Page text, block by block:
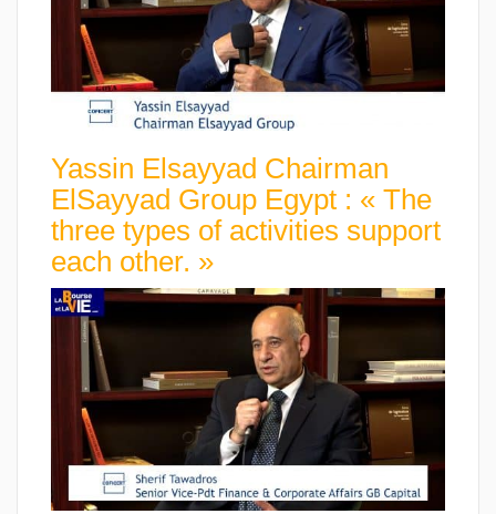
Yassin Elsayyad Chairman
ElSayyad Group Egypt : « The
three types of activities support
each other. »